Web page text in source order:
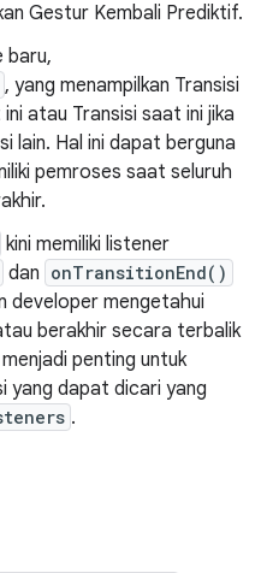
Gestur Kembali Prediktif.
baru,
, yang menampilkan Transisi
atau Transisi saat ini jika
lain. Hal ini dapat berguna
pemroses saat seluruh
kini memiliki listener
dan onTransitionEnd()
developer mengetahui
berakhir secara terbalik
penting untuk
yang dapat dicari yang
.